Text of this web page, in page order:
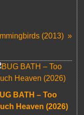
(2013)
BATH – Too
Heaven (2026)